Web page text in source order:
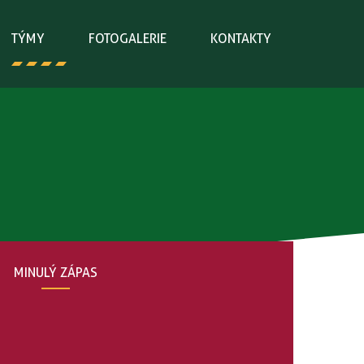
TÝMY FOTOGALERIE KONTAKTY
MINULÝ ZÁPAS